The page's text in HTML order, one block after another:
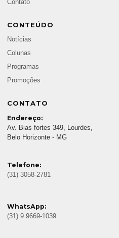
Contato
CONTEÚDO
Notícias
Colunas
Programas
Promoções
CONTATO
Endereço:
Av. Bias fortes 349, Lourdes,
Belo Horizonte - MG
Telefone:
(31) 3058-2781
WhatsApp:
(31) 9 9669-1039